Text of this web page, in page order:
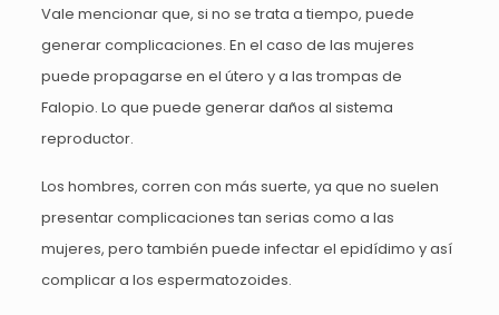
Vale mencionar que, si no se trata a tiempo, puede
generar complicaciones. En el caso de las mujeres
puede propagarse en el útero y a las trompas de
Falopio. Lo que puede generar daños al sistema
reproductor.
Los hombres, corren con más suerte, ya que no suelen
presentar complicaciones tan serias como a las
mujeres, pero también puede infectar el epidídimo y así
complicar a los espermatozoides.